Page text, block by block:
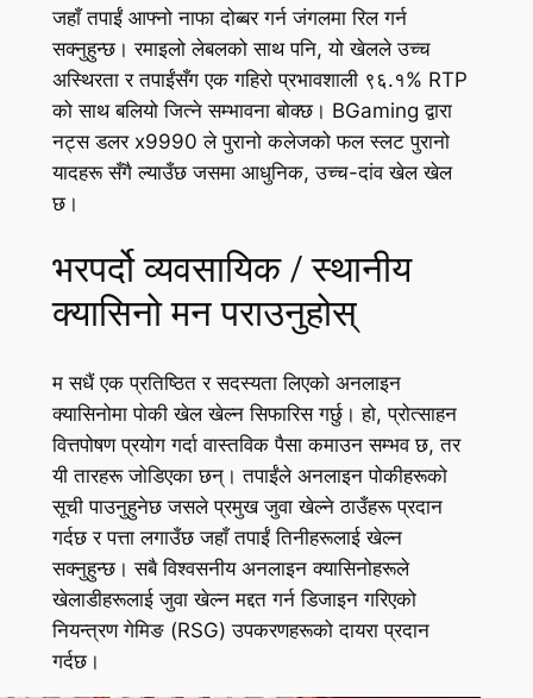
जहाँ तपाईं आफ्नो नाफा दोब्बर गर्न जंगलमा रिल गर्न
सक्नुहुन्छ। रमाइलो लेबलको साथ पनि, यो खेलले उच्च
अस्थिरता र तपाईंसँग एक गहिरो प्रभावशाली ९६.१% RTP
को साथ बलियो जित्ने सम्भावना बोक्छ। BGaming द्वारा
नट्स डलर x9990 ले पुरानो कलेजको फल स्लट पुरानो
यादहरू सँगै ल्याउँछ जसमा आधुनिक, उच्च-दांव खेल खेल
छ।
भरपर्दो व्यवसायिक / स्थानीय
क्यासिनो मन पराउनुहोस्
म सधैं एक प्रतिष्ठित र सदस्यता लिएको अनलाइन
क्यासिनोमा पोकी खेल खेल्न सिफारिस गर्छु। हो, प्रोत्साहन
वित्तपोषण प्रयोग गर्दा वास्तविक पैसा कमाउन सम्भव छ, तर
यी तारहरू जोडिएका छन्। तपाईंले अनलाइन पोकीहरूको
सूची पाउनुहुनेछ जसले प्रमुख जुवा खेल्ने ठाउँहरू प्रदान
गर्दछ र पत्ता लगाउँछ जहाँ तपाईं तिनीहरूलाई खेल्न
सक्नुहुन्छ। सबै विश्वसनीय अनलाइन क्यासिनोहरूले
खेलाडीहरूलाई जुवा खेल्न मद्दत गर्न डिजाइन गरिएको
नियन्त्रण गेमिङ (RSG) उपकरणहरूको दायरा प्रदान
गर्दछ।